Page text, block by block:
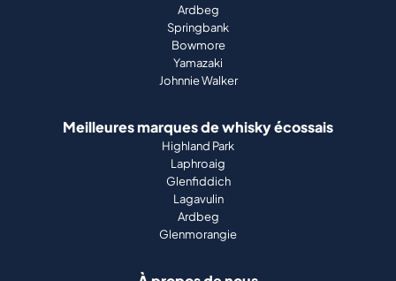
Ardbeg
Springbank
Bowmore
Yamazaki
Johnnie Walker
Meilleures marques de whisky écossais
Highland Park
Laphroaig
Glenfiddich
Lagavulin
Ardbeg
Glenmorangie